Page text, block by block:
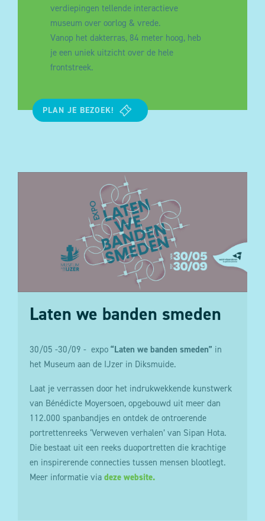
verdiepingen tellende interactieve
museum over oorlog & vrede.
Vanop het dakterras, 84 meter hoog, heb
je een uniek uitzicht over de hele
frontstreek.
PLAN JE BEZOEK!
Laten we banden smeden
30/05 -30/09 - expo “Laten we banden smeden” in
het Museum aan de IJzer in Diksmuide.
Laat je verrassen door het indrukwekkende kunstwerk
van Bénédicte Moyersoen, opgebouwd uit meer dan
112.000 spanbandjes en ontdek de ontroerende
portrettenreeks ‘Verweven verhalen’ van Sipan Hota.
Die bestaat uit een reeks duoportretten die krachtige
en inspirerende connecties tussen mensen blootlegt.
Meer informatie via deze website.